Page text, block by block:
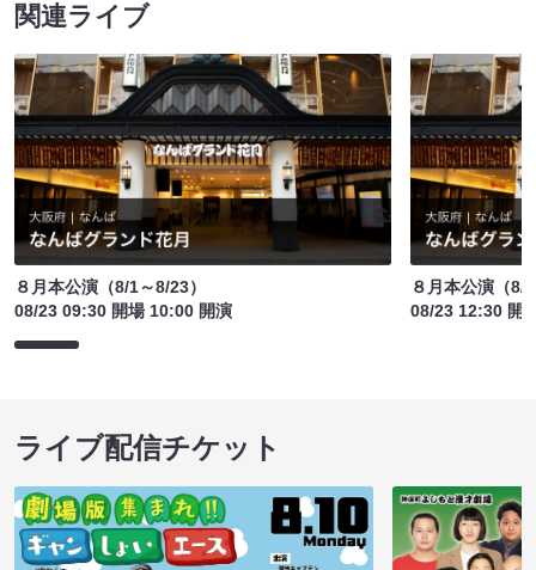
関連ライブ
８月本公演（8/1～8/23）
08/23 09:30 開場 10:00 開演
８月本公演（8/
08/23 12:30 開
ライブ配信チケット